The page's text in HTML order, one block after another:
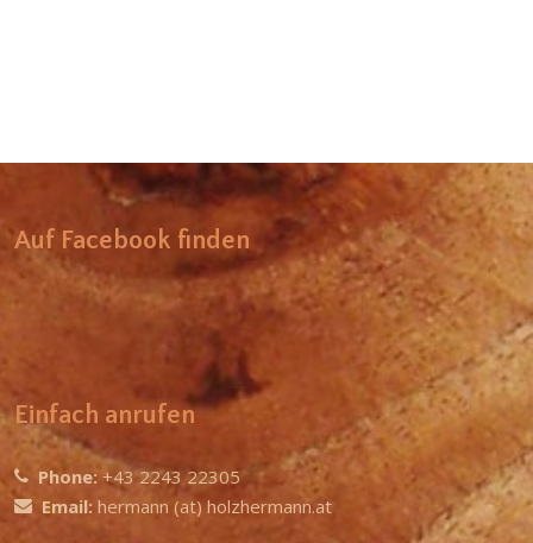
Auf Facebook finden
Einfach anrufen
Phone: +43 2243 22305
Email: hermann (at) holzhermann.at